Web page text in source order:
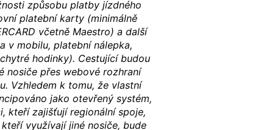
způsobu platby jízdného
platební karty (minimálně
včetně Maestro) a další
v mobilu, platební nálepka,
hodinky). Cestující budou
nosiče přes webové rozhraní
Vzhledem k tomu, že vlastní
jako otevřený systém,
kteří zajišťují regionální spoje,
využívají jiné nosiče, bude